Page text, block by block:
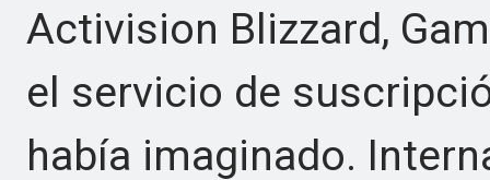
Activision Blizzard,
el servicio de
había imaginado.